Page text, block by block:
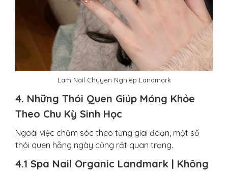
Lam Nail Chuyen Nghiep Landmark
4. Những Thói Quen Giúp Móng Khỏe
Theo Chu Kỳ Sinh Học
Ngoài việc chăm sóc theo từng giai đoạn, một số
thói quen hằng ngày cũng rất quan trọng.
4.1 Spa Nail Organic Landmark | Không